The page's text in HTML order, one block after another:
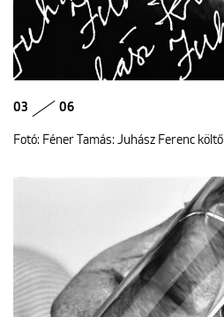
03 06
Fotó: Féner Tamás: Juhász Ferenc költő